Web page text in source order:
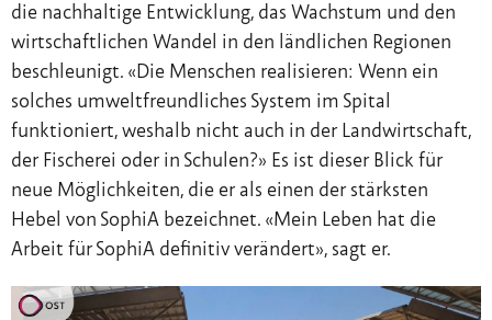
die nachhaltige Entwicklung, das Wachstum und den
wirtschaftlichen Wandel in den ländlichen Regionen
beschleunigt. «Die Menschen realisieren: Wenn ein
solches umweltfreundliches System im Spital
funktioniert, weshalb nicht auch in der Landwirtschaft,
der Fischerei oder in Schulen?» Es ist dieser Blick für
neue Möglichkeiten, die er als einen der stärksten
Hebel von SophiA bezeichnet. «Mein Leben hat die
Arbeit für SophiA definitiv verändert», sagt er.